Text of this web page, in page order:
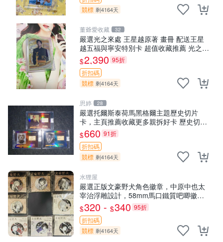
競標 剩4164天
董爺愛收藏 32
嚴選光之來處 王星越原著 畫冊 配送王星
越五福與寧安特別卡 超值收藏推薦 光之來
處 王星越 插畫 極具收藏價值 寧安典藏卡
限量收藏
$2,390 95折
折扣碼
競標 剩4164天
思婷 28
嚴選托爾斯泰荷馬黑格爾主題歷史切片
卡，主頁推薦收藏更多親拆好卡 歷史切片
卡 托爾斯泰 荷馬 黑格爾
$660 91折
折扣碼
競標 剩4164天
水狸屋
嚴選正版文豪野犬角色徽章，中原中也太
宰治浮雕設計，58mm馬口鐵質吧唧徽
章，有原袋可對光確認。國谷正品保障，
適合收藏。 中原中也 浮雕徽章 文豪野犬
$320 - $340 95折
折扣碼
競標 剩4164天